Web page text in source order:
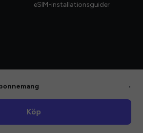
eSIM-installationsguider
•
Köp